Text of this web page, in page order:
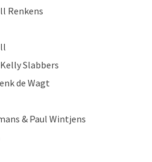
Renkens
Slabbers
de Wagt
& Paul Wintjens